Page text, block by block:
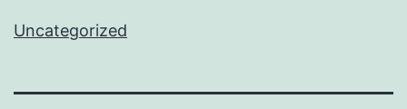
Uncategorized